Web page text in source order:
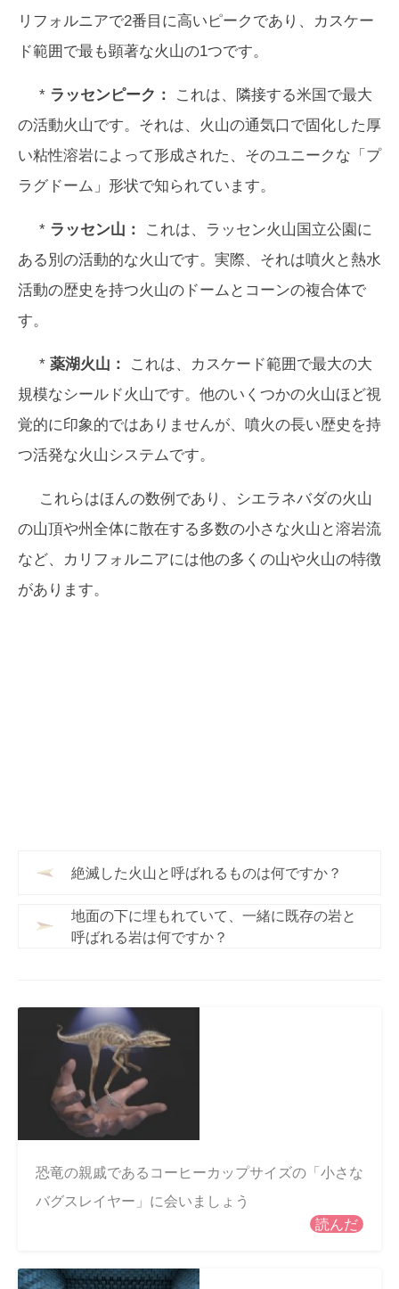
リフォルニアで2番目に高いピークであり、カスケー
ド範囲で最も顕著な火山の1つです。
* ラッセンピーク：
これは、隣接する米国で最大
の活動火山です。それは、火山の通気口で固化した厚
い粘性溶岩によって形成された、そのユニークな「プ
ラグドーム」形状で知られています。
* ラッセン山：
これは、ラッセン火山国立公園に
ある別の活動的な火山です。実際、それは噴火と熱水
活動の歴史を持つ火山のドームとコーンの複合体で
す。
* 薬湖火山：
これは、カスケード範囲で最大の大
規模なシールド火山です。他のいくつかの火山ほど視
覚的に印象的ではありませんが、噴火の長い歴史を持
つ活発な火山システムです。
これらはほんの数例であり、シエラネバダの火山
の山頂や州全体に散在する多数の小さな火山と溶岩流
など、カリフォルニアには他の多くの山や火山の特徴
があります。
絶滅した火山と呼ばれるものは何ですか？
地面の下に埋もれていて、一緒に既存の岩と
呼ばれる岩は何ですか？
恐竜の親戚であるコーヒーカップサイズの「小さな
バグスレイヤー」に会いましょう
読んだ